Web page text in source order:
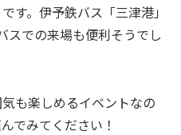
す。伊予鉄バス「三津港」
スでの来場も便利そうでし
も楽しめるイベントなの
でみてください！